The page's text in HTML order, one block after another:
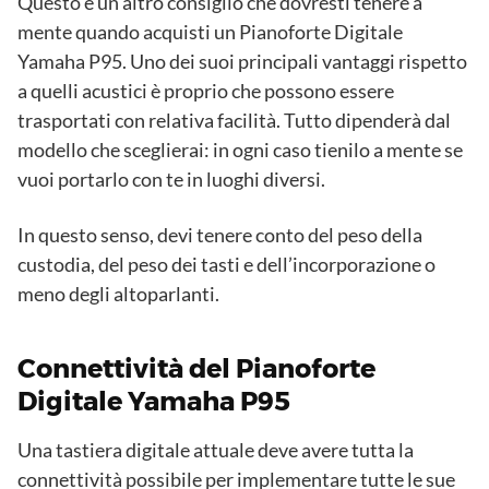
mente quando acquisti un Pianoforte Digitale
Yamaha P95. Uno dei suoi principali vantaggi rispetto
a quelli acustici è proprio che possono essere
trasportati con relativa facilità. Tutto dipenderà dal
modello che sceglierai: in ogni caso tienilo a mente se
vuoi portarlo con te in luoghi diversi.
In questo senso, devi tenere conto del peso della
custodia, del peso dei tasti e dell’incorporazione o
meno degli altoparlanti.
Connettività del Pianoforte
Digitale Yamaha P95
Una tastiera digitale attuale deve avere tutta la
connettività possibile per implementare tutte le sue